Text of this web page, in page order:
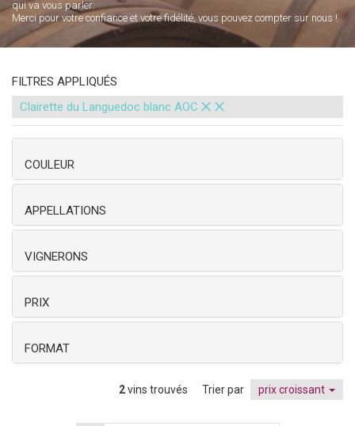
qui va vous parler.
Merci pour votre confiance et votre fidélité, vous pouvez compter sur nous !
FILTRES APPLIQUÉS
Clairette du Languedoc blanc AOC ××
COULEUR
APPELLATIONS
VIGNERONS
PRIX
FORMAT
2vins trouvés Trier par prix croissant